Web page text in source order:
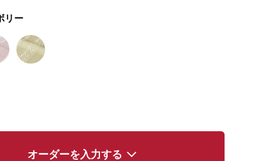
リー
オーダーを入力する